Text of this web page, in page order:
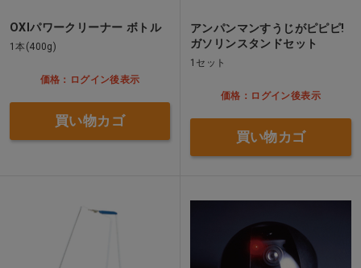
OXIパワークリーナー ボトル
1本(400g)
価格：ログイン後表示
買い物カゴ
アンパンマンすうじがピピピ!
ガソリンスタンドセット
1セット
価格：ログイン後表示
買い物カゴ